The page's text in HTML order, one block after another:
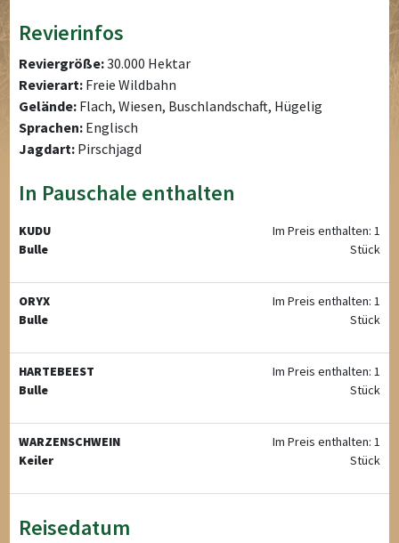
Revierinfos
Reviergröße:30.000 Hektar
Revierart: Freie Wildbahn
Gelände: Flach, Wiesen, Buschlandschaft, Hügelig
Sprachen: Englisch
Jagdart: Pirschjagd
In Pauschale enthalten
KUDU
Bulle
Im Preis enthalten: 1
Stück
ORYX
Bulle
Im Preis enthalten: 1
Stück
HARTEBEEST
Bulle
Im Preis enthalten: 1
Stück
WARZENSCHWEIN
Keiler
Im Preis enthalten: 1
Stück
Reisedatum